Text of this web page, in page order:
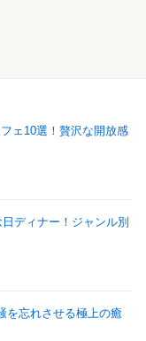
ェ10選！贅沢な開放感
ディナー！ジャンル別
を忘れさせる極上の癒